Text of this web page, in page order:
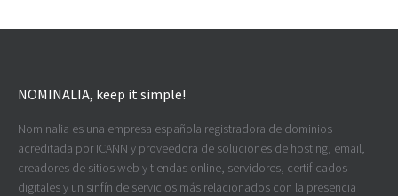
NOMINALIA, keep it simple!
Nominalia es una empresa española registradora de dominios
acreditada por ICANN y proveedora de soluciones de hosting, email,
creadores de sitios web y tiendas online, servidores, certificados
digitales y un sinfín de servicios más relacionados con la presencia